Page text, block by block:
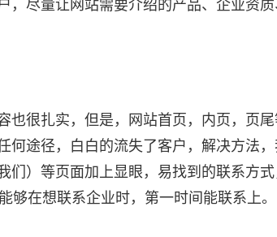
也很扎实，但是，网站首页，内页，页
何途径，白白的流失了客户，解决方法
们）等页面加上显眼，易找到的联系方
在想联系企业时，第一时间能联系上。